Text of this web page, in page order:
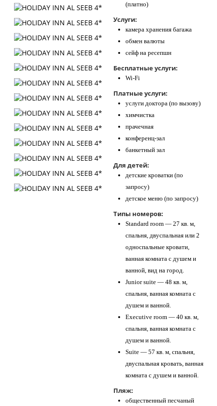
(платно)
Услуги:
камера хранения багажа
обмен валюты
сейф на ресепшн
Бесплатные услуги:
Wi-Fi
Платные услуги:
услуги доктора (по вызову)
химчистка
прачечная
конференц-зал
банкетный зал
Для детей:
детские кроватки (по
запросу)
детское меню (по запросу)
Типы номеров:
Standard room — 27 кв. м,
спальня, двуспальная или 2
односпальные кровати,
ванная комната с душем и
ванной, вид на город.
Junior suite — 48 кв. м,
спальня, ванная комната с
душем и ванной.
Executive room — 40 кв. м,
спальня, ванная комната с
душем и ванной.
Suite — 57 кв. м, спальня,
двуспальная кровать, ванная
комната с душем и ванной.
Пляж:
общественный песчаный